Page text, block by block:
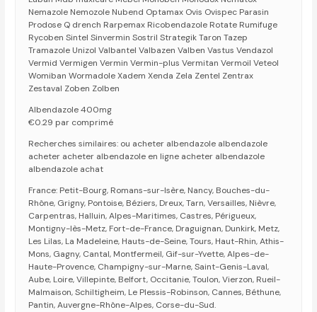
Nemazole Nemozole Nubend Optamax Ovis Ovispec Parasin
Prodose Q drench Rarpemax Ricobendazole Rotate Rumifuge
Rycoben Sintel Sinvermin Sostril Strategik Taron Tazep
Tramazole Unizol Valbantel Valbazen Valben Vastus Vendazol
Vermid Vermigen Vermin Vermin-plus Vermitan Vermoil Veteol
Womiban Wormadole Xadem Xenda Zela Zentel Zentrax
Zestaval Zoben Zolben
Albendazole 400mg
€0.29 par comprimé
Recherches similaires: ou acheter albendazole albendazole
acheter acheter albendazole en ligne acheter albendazole
albendazole achat
France: Petit-Bourg, Romans-sur-Isère, Nancy, Bouches-du-
Rhône, Grigny, Pontoise, Béziers, Dreux, Tarn, Versailles, Nièvre,
Carpentras, Halluin, Alpes-Maritimes, Castres, Périgueux,
Montigny-lès-Metz, Fort-de-France, Draguignan, Dunkirk, Metz,
Les Lilas, La Madeleine, Hauts-de-Seine, Tours, Haut-Rhin, Athis-
Mons, Gagny, Cantal, Montfermeil, Gif-sur-Yvette, Alpes-de-
Haute-Provence, Champigny-sur-Marne, Saint-Genis-Laval,
Aube, Loire, Villepinte, Belfort, Occitanie, Toulon, Vierzon, Rueil-
Malmaison, Schiltigheim, Le Plessis-Robinson, Cannes, Béthune,
Pantin, Auvergne-Rhône-Alpes, Corse-du-Sud.